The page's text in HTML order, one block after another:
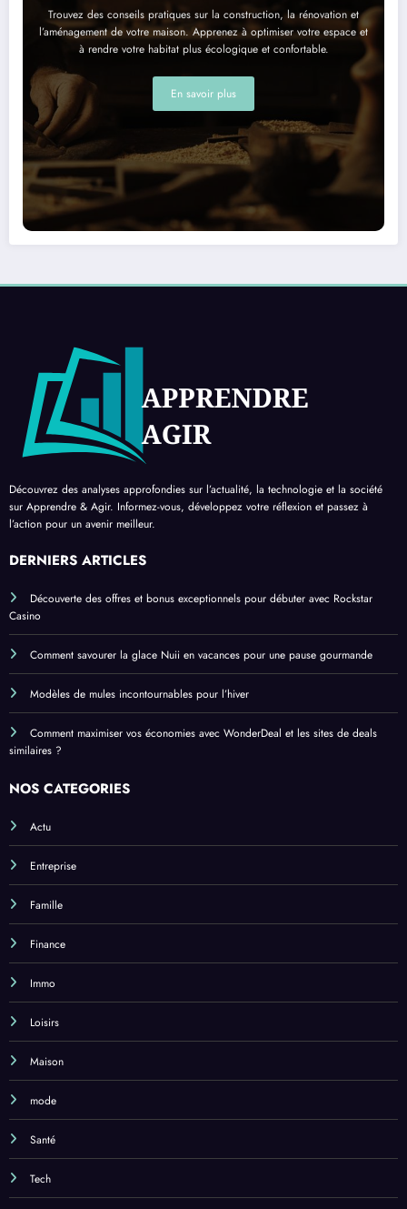
Trouvez des conseils pratiques sur la construction, la rénovation et
l’aménagement de votre maison. Apprenez à optimiser votre espace et
à rendre votre habitat plus écologique et confortable.
En savoir plus
Découvrez des analyses approfondies sur l’actualité, la technologie et la société
sur Apprendre & Agir. Informez-vous, développez votre réflexion et passez à
l’action pour un avenir meilleur.
DERNIERS ARTICLES
Découverte des offres et bonus exceptionnels pour débuter avec Rockstar
Casino
Comment savourer la glace Nuii en vacances pour une pause gourmande
Modèles de mules incontournables pour l’hiver
Comment maximiser vos économies avec WonderDeal et les sites de deals
similaires ?
NOS CATEGORIES
Actu
Entreprise
Famille
Finance
Immo
Loisirs
Maison
mode
Santé
Tech